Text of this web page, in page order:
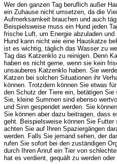
Wer den ganzen Tag beruflich außer
ein Zuhause nicht umsetzen, da die
Aufmerksamkeit brauchen und auch
Beispielsweise muss ein Hund jeden
frische Luft, um Energie abzuladen
Hund kann nicht wie eine Hauskatze
ist es wichtig, täglich das Wasser zu
Tag das Katzenklo zu reinigen. Denn
haben es nicht gerne, wenn sie kein
unsauberes Katzenklo haben. Sie
Katzen bei solchen Situationen ihr
können. Trotzdem können Sie etwas
den Schutz der Tiere ein, betätigen
Sie, kleine Summen sind ebenso
und Sinn gespendet werden. Sie
Sie können aber dazu beitragen, dass
geht. Beispielsweise können Sie Futter
achten Sie auf Ihren Spaziergängen
werden. Falls Sie jemand sehen, der
rufen Sie sofort bei den zuständigen
durch Ihren Anruf ein Tier von
hat es verdient, gequält zu werden oder